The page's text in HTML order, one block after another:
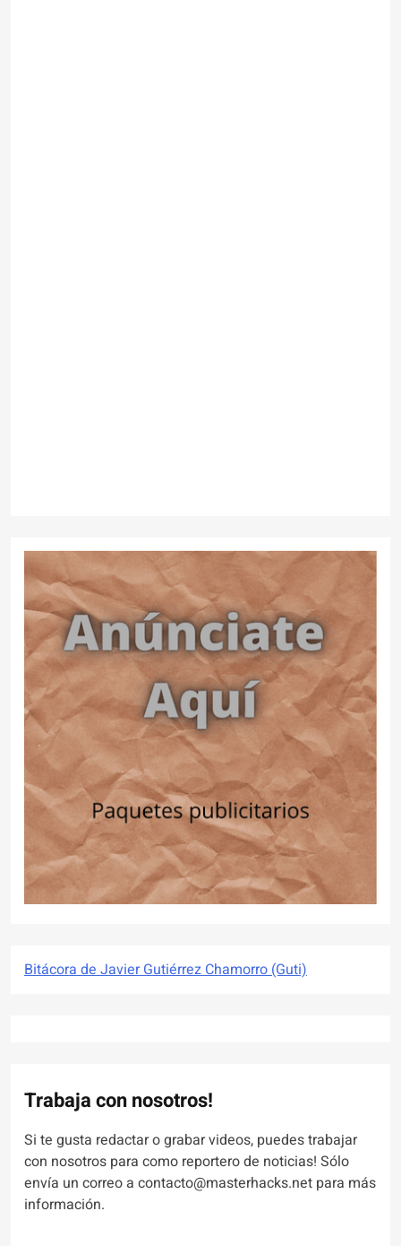
Bitácora de Javier Gutiérrez Chamorro (Guti)
Trabaja con nosotros!
Si te gusta redactar o grabar videos, puedes trabajar
con nosotros para como reportero de noticias! Sólo
envía un correo a contacto@masterhacks.net para más
información.